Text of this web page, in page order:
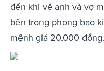
đến khi về anh và vợ
bên trong phong bao
mệnh giá 20.000 đồng.